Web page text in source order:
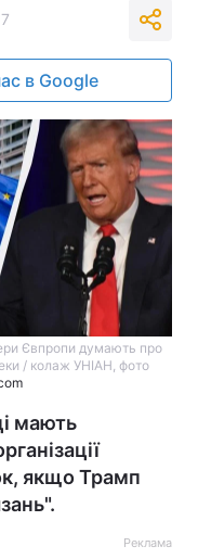
в Google
Євпропи думають про
/ колаж УНІАН, фото
мають
якщо Трамп
Реклама